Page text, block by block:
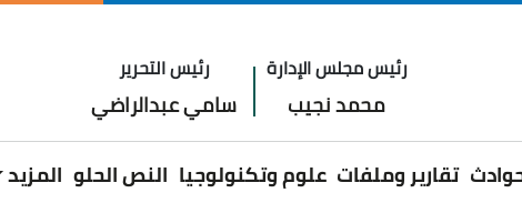
رئيس مجلس الإدارة
محمد نجيب
رئيس التحرير
سامي عبدالراضي
تقارير وملفات علوم وتكنولوجيا النص الحلو المزيد